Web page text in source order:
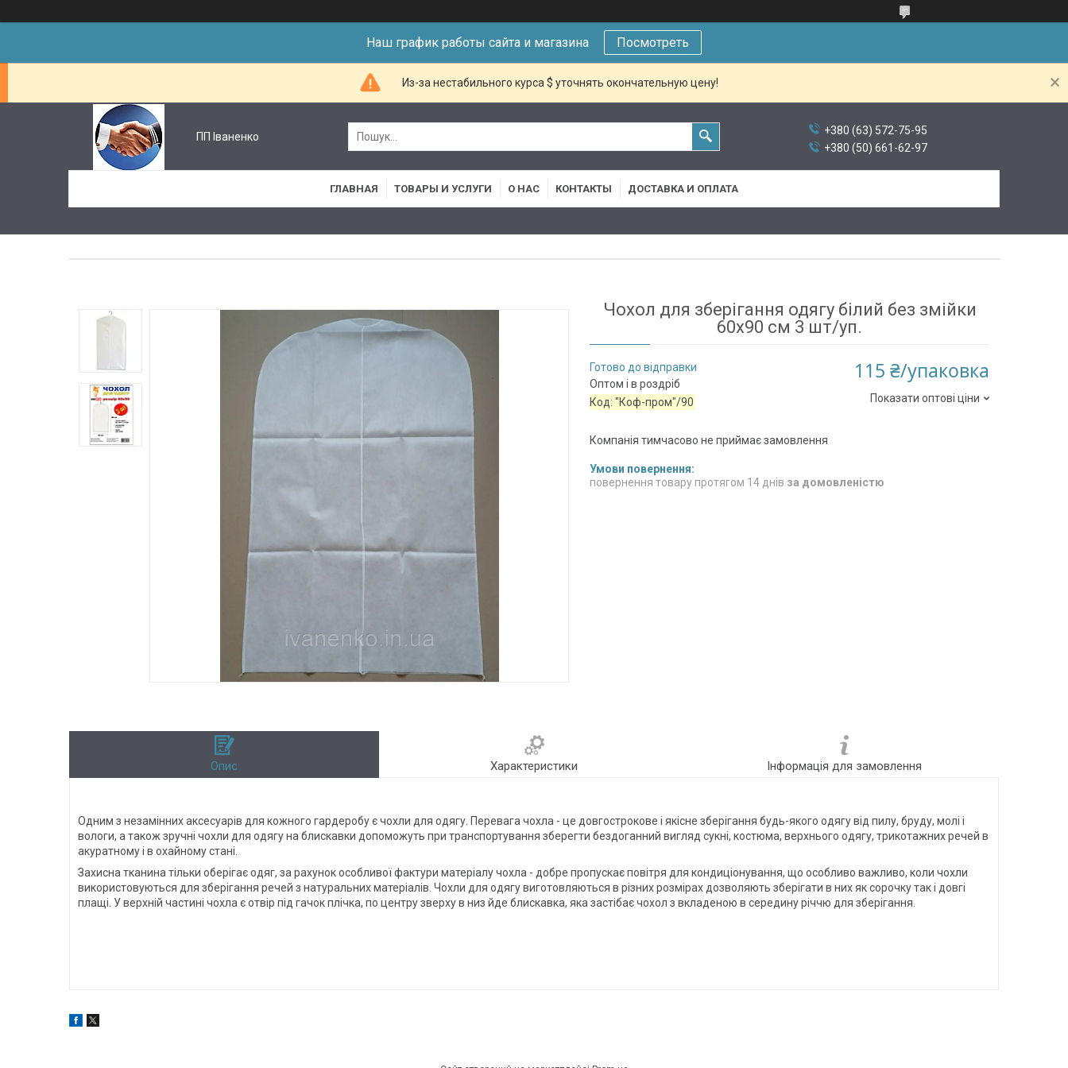
Наш график работы сайта и магазина Посмотреть
Из-за нестабильного курса $ уточнять окончательную цену!
ПП Іваненко
+380 (63) 572-75-95
+380 (50) 661-62-97
ГЛАВНАЯ ТОВАРЫ И УСЛУГИ О НАС КОНТАКТЫ ДОСТАВКА И ОПЛАТА
Чохол для зберігання одягу білий без змійки
60х90 см 3 шт/уп.
Готово до відправки
Оптом і в роздріб
Код:"Коф-пром"/90
115 ₴/упаковка
Показати оптові ціни
Компанія тимчасово не приймає замовлення
повернення товару протягом 14 днів за домовленістю
Опис Характеристики Інформація для замовлення
Одним з незамінних аксесуарів для кожного гардеробу є чохли для одягу. Перевага чохла - це довгострокове і якісне зберігання будь-якого одягу від пилу, бруду, молі і
вологи, а також зручні чохли для одягу на блискавки допоможуть при транспортування зберегти бездоганний вигляд сукні, костюма, верхнього одягу, трикотажних речей в
акуратному і в охайному стані.
Захисна тканина тільки оберігає одяг, за рахунок особливої ​​фактури матеріалу чохла - добре пропускає повітря для кондиціонування, що особливо важливо, коли чохли
використовуються для зберігання речей з натуральних матеріалів. Чохли для одягу виготовляються в різних розмірах дозволяють зберігати в них як сорочку так і довгі
плащі. У верхній частині чохла є отвір під гачок плічка, по центру зверху в низ йде блискавка, яка застібає чохол з вкладеною в середину річчю для зберігання.